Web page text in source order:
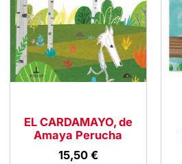
EL CARDAMAYO, de
Amaya Perucha
15,50 €